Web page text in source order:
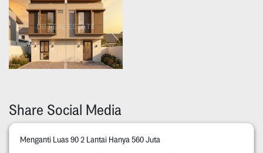
Share Social Media
Menganti Luas 90 2 Lantai Hanya 560 Juta